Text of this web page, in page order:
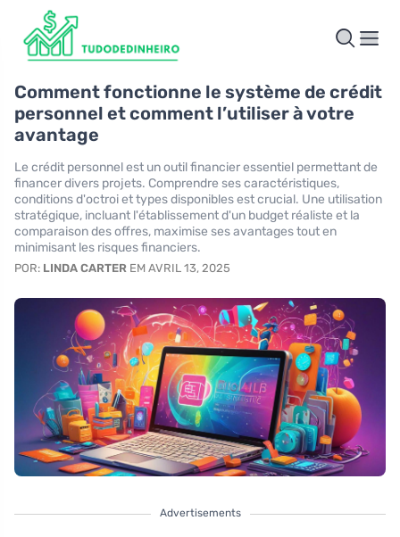
Comment fonctionne le système de crédit
personnel et comment l’utiliser à votre
avantage
Le crédit personnel est un outil financier essentiel permettant de
financer divers projets. Comprendre ses caractéristiques,
conditions d'octroi et types disponibles est crucial. Une utilisation
stratégique, incluant l'établissement d'un budget réaliste et la
comparaison des offres, maximise ses avantages tout en
minimisant les risques financiers.
POR: LINDA CARTER EM AVRIL 13, 2025
Advertisements